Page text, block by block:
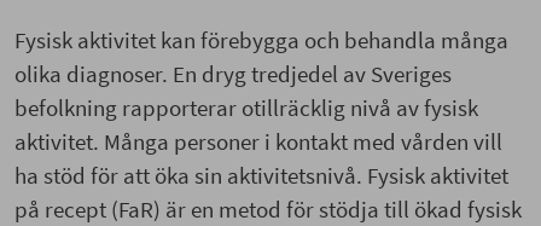
Fysisk aktivitet kan förebygga och behandla många
olika diagnoser. En dryg tredjedel av Sveriges
befolkning rapporterar otillräcklig nivå av fysisk
aktivitet. Många personer i kontakt med vården vill
ha stöd för att öka sin aktivitetsnivå. Fysisk aktivitet
på recept (FaR) är en metod för stödja till ökad fysisk